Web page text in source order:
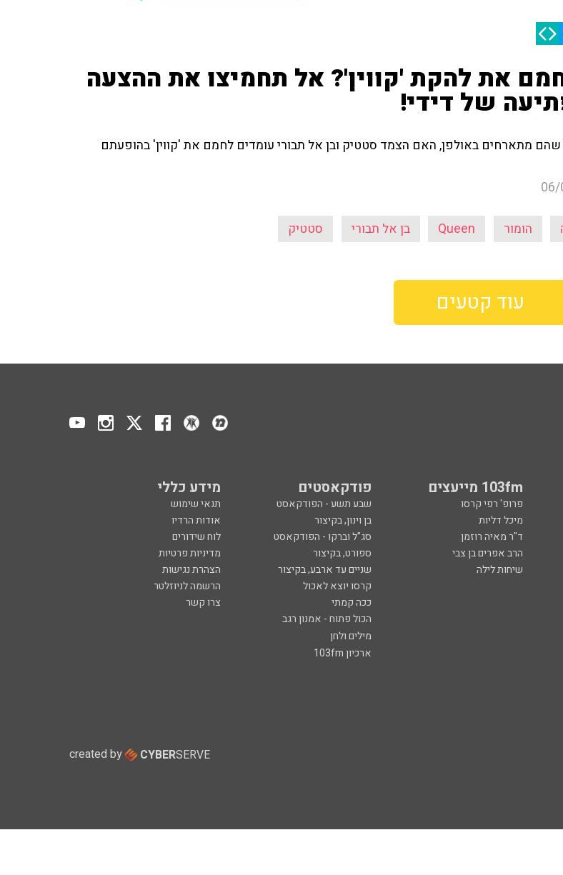
את להקת 'קווין'? אל תחמיצו את ההצעה
של דידי!
שהם מתארחים באולפן, האם הצמד סטטיק ובן אל תבורי עומדים לחמם את 'קווין' בהופעתם
הומור Queen בן אל תבורי סטטיק
עוד קטעים
103fm מייעצים פודקאסטים מידע כללי
פרופ' רפי קרסו שבע תשע - הפודקאסט
תנאי שימוש
מיכל דליות בן וינון, בקיצור
אודות הרדיו
ד"ר מאיה רוזמן סג"ל וברקו - הפודקאסט
לוח שידורים
הרב אפרים בן צבי ספורט, בקיצור
מדיניות פרטיות
שיחות לילה שניים עד ארבע, בקיצור
הצהרת נגישות
קרסו יוצא לאכול
הרשמה לניוזלטר
ככה קמתי
צרו קשר
הכול פתוח - אמנון רגב
מילים ולחן
ארכיון 103fm
created by CYBERSERVE